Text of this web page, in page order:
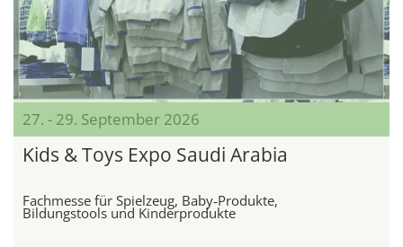
27. - 29. September 2026
Kids & Toys Expo Saudi Arabia
Fachmesse für Spielzeug, Baby‑Produkte,
Bildungstools und Kinderprodukte